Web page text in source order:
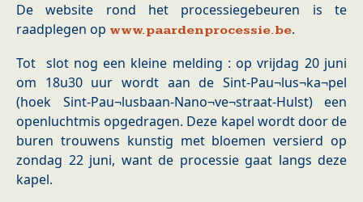
De website rond het processiegebeuren is te
raadplegen op www.paardenprocessie.be.
Tot slot nog een kleine melding : op vrijdag 20 juni
om 18u30 uur wordt aan de Sint-Pau¬lus¬ka¬pel
(hoek Sint-Pau¬lusbaan-Nano¬ve¬straat-Hulst) een
openluchtmis opgedragen. Deze kapel wordt door de
buren trouwens kunstig met bloemen versierd op
zondag 22 juni, want de processie gaat langs deze
kapel.